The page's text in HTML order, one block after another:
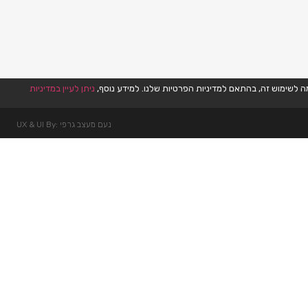
ניתן לעיין במדיניות
נעם מעצב גרפי :UX & UI By